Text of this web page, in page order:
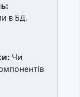
в БД.
Чи